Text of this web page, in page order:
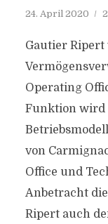
24. April 2020
Gautier
Operating
Funktion wird
von
Office und
Anbetracht
Ripert auch